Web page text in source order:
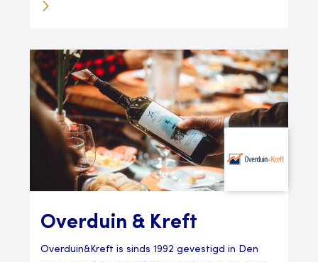
Overduin & Kreft
Overduin&Kreft is sinds 1992 gevestigd in Den